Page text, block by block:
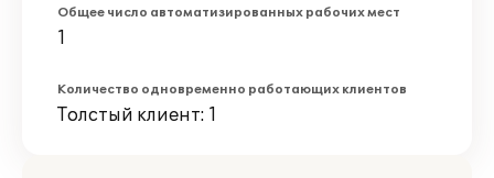
Общее число автоматизированных рабочих мест
1
Количество одновременно работающих клиентов
Толстый клиент: 1